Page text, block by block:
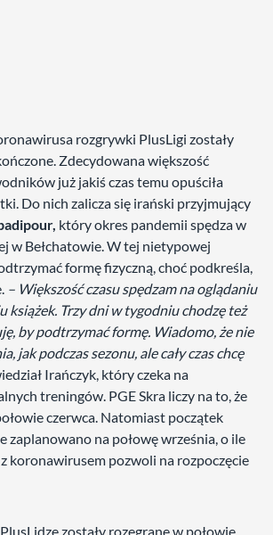
rozgrywki PlusLigi zostały
Zdecydowana większość
już jakiś czas temu opuściła
Do nich zalicza się irański przyjmujący
który okres pandemii spędza w
w Bełchatowie. W tej nietypowej
formę fizyczną, choć podkreśla,
– Większość czasu spędzam na oglądaniu
książek. Trzy dni w tygodniu chodzę też
by podtrzymać formę. Wiadomo, że nie
jak podczas sezonu, ale cały czas chcę
Irańczyk, który czeka na
treningów. PGE Skra liczy na to, że
czerwca. Natomiast początek
zaplanowano na połowę września, o ile
koronawirusem pozwoli na rozpoczęcie
zostały rozegrane w połowie